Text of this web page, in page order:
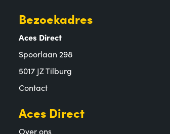
Bezoekadres
Aces Direct
Spoorlaan 298
5017 JZ Tilburg
Contact
Aces Direct
Over ons